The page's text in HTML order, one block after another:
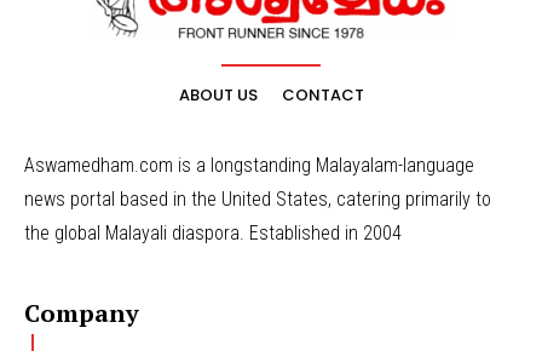
ABOUT US CONTACT
Aswamedham.com is a longstanding Malayalam-language
news portal based in the United States, catering primarily to
the global Malayali diaspora. Established in 2004
Company